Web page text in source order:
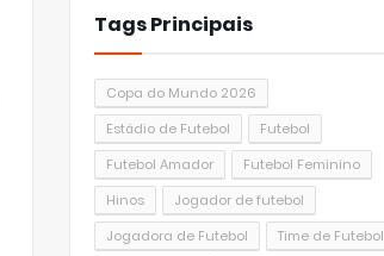
Tags Principais
Copa do Mundo 2026
Estádio de Futebol
Futebol
Futebol Amador
Futebol Feminino
Hinos
Jogador de futebol
Jogadora de Futebol
Time de Futebol